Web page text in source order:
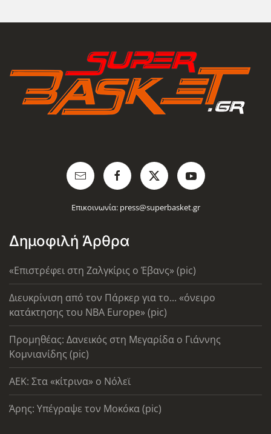
Επικοινωνία: press@superbasket.gr
Δημοφιλή Άρθρα
«Επιστρέφει στη Ζαλγκίρις ο Έβανς» (pic)
Διευκρίνιση από τον Πάρκερ για το... «όνειρο
κατάκτησης του ΝΒΑ Europe» (pic)
Προμηθέας: Δανεικός στη Μεγαρίδα ο Γιάννης
Κομνιανίδης (pic)
AEK: Στα «κίτρινα» ο Νόλεϊ
Άρης: Υπέγραψε τον Μοκόκα (pic)